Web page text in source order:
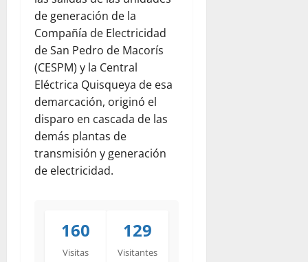
de generación de la
Compañía de Electricidad
de San Pedro de Macorís
(CESPM) y la Central
Eléctrica Quisqueya de esa
demarcación, originó el
disparo en cascada de las
demás plantas de
transmisión y generación
de electricidad.
160
Visitas
129
Visitantes